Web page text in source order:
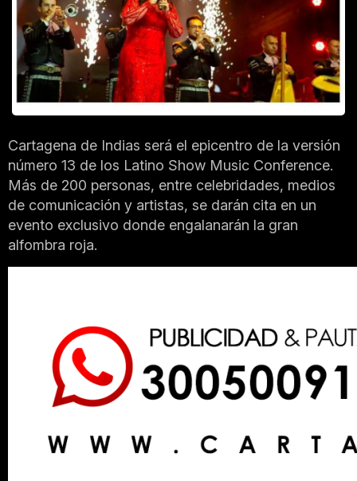
Cartagena de Indias será el epicentro de la versión
número 13 de los Latino Show Music Conference.
Más de 200 personas, entre celebridades, medios
de comunicación y artistas, se darán cita en un
evento exclusivo donde engalanarán la gran
alfombra roja.